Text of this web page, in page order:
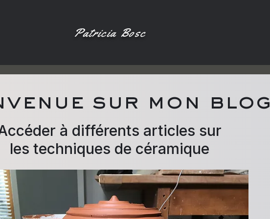
Patricia Bosc
sur mon blog
à différents articles sur
les techniques de céramique